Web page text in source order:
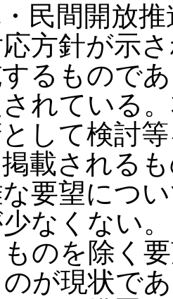
民間開放
方針が示
るもので
れている
して検討
載される
要望につ
なくない
のを除く
が現状で